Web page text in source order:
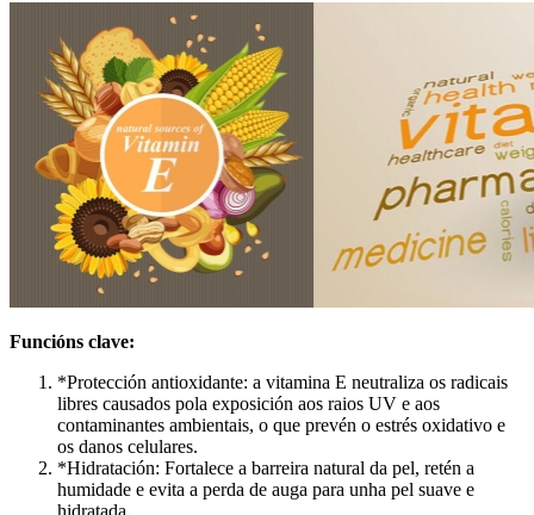
Funcións clave:
*Protección antioxidante: a vitamina E neutraliza os radicais
libres causados ​​pola exposición aos raios UV e aos
contaminantes ambientais, o que prevén o estrés oxidativo e
os danos celulares.
*Hidratación: Fortalece a barreira natural da pel, retén a
humidade e evita a perda de auga para unha pel suave e
hidratada.